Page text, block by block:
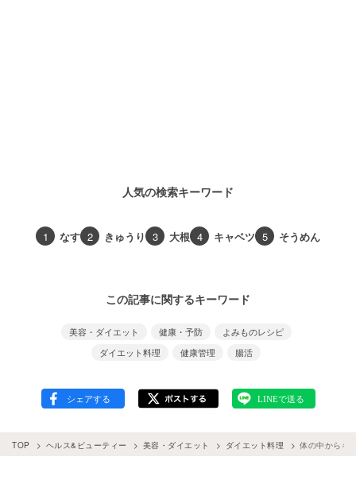
人気の検索キーワード
1 なす 2 きゅうり 3 大根 4 キャベツ 5 そうめん
この記事に関するキーワード
美容・ダイエット 健康・予防
よみものレシピ
ダイエット料理
健康管理 腸活
TOP ヘルス&ビューティー 美容・ダイエット ダイエット料理 体の中からキ